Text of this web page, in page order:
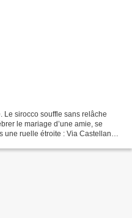
Le sirocco souffle sans relâche
le mariage d’une amie, se
ruelle étroite : Via Castellana